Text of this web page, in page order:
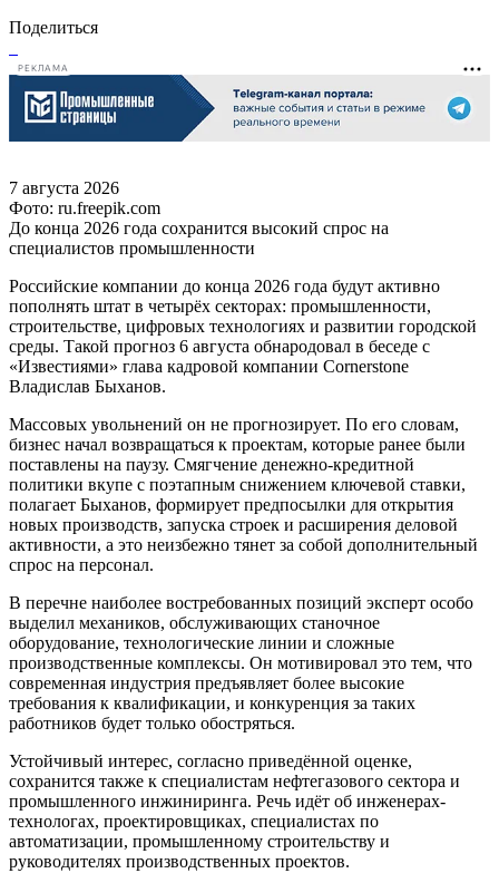
Поделиться
РЕКЛАМА
7 августа 2026
Фото: ru.freepik.com
До конца 2026 года сохранится высокий спрос на
специалистов промышленности
Российские компании до конца 2026 года будут активно
пополнять штат в четырёх секторах: промышленности,
строительстве, цифровых технологиях и развитии городской
среды. Такой прогноз 6 августа обнародовал в беседе с
«Известиями» глава кадровой компании Cornerstone
Владислав Быханов.
Массовых увольнений он не прогнозирует. По его словам,
бизнес начал возвращаться к проектам, которые ранее были
поставлены на паузу. Смягчение денежно-кредитной
политики вкупе с поэтапным снижением ключевой ставки,
полагает Быханов, формирует предпосылки для открытия
новых производств, запуска строек и расширения деловой
активности, а это неизбежно тянет за собой дополнительный
спрос на персонал.
В перечне наиболее востребованных позиций эксперт особо
выделил механиков, обслуживающих станочное
оборудование, технологические линии и сложные
производственные комплексы. Он мотивировал это тем, что
современная индустрия предъявляет более высокие
требования к квалификации, и конкуренция за таких
работников будет только обостряться.
Устойчивый интерес, согласно приведённой оценке,
сохранится также к специалистам нефтегазового сектора и
промышленного инжиниринга. Речь идёт об инженерах-
технологах, проектировщиках, специалистах по
автоматизации, промышленному строительству и
руководителях производственных проектов.